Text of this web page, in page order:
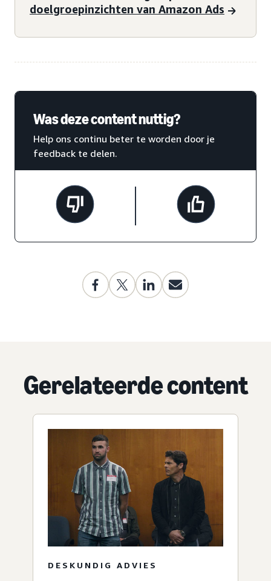
doelgroepinzichten van Amazon Ads
Was deze content nuttig?
Help ons continu beter te worden door je
feedback te delen.
Gerelateerde content
DESKUNDIG ADVIES